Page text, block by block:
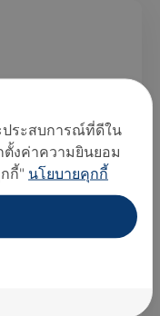
ประสบการณ์ที่ดีใน
ตั้งค่าความยินยอม
กี้" นโยบายคุกกี้